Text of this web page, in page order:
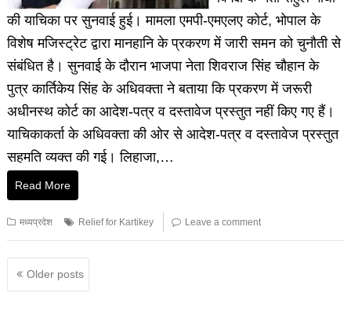
की याचिका पर सुनवाई हुई। मामला एमपी-एमएलए कोर्ट, भोपाल के
विशेष मजिस्ट्रेट द्वारा मानहानि के प्रकरण में जारी समन को चुनौती से
संबंधित है। सुनवाई के दौरान भाजपा नेता शिवराज सिंह चौहान के
पुत्र कार्तिकेय सिंह के अधिवक्ता ने बताया कि प्रकरण में जरूरी
अधीनस्थ कोर्ट का आदेश-पत्र व दस्तावेज प्रस्तुत नहीं किए गए हैं।
याचिकाकर्ता के अधिवक्ता की ओर से आदेश-पत्र व दस्तावेज प्रस्तुत
सहमति व्यक्त की गई। लिहाजा,…
Read More
मध्यप्रदेश Relief for Kartikey Leave a comment
Older posts